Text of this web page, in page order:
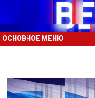
ОСНОВНОЕ МЕНЮ